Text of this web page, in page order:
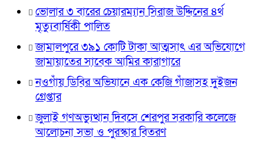
ভোলার ৩ বারের চেয়ারম্যান সিরাজ উদ্দিনের ৪র্থ
মৃত্যুবার্ষিকী পালিত
জামালপুরে ৩৯১ কোটি টাকা আত্মসাৎ এর অভিযোগে
জামায়াতের সাবেক আমির কারাগারে
নওগাঁয় ডিবির অভিযানে এক কেজি গাঁজাসহ দুইজন
গ্রেপ্তার
জুলাই গণঅভ্যুত্থান দিবসে শেরপুর সরকারি কলেজে
আলোচনা সভা ও পুরস্কার বিতরণ